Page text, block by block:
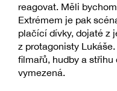
reagovat. Měli
Extrémem je pak
plačící dívky, dojaté z
z protagonisty
filmařů, hudby a
vymezená.